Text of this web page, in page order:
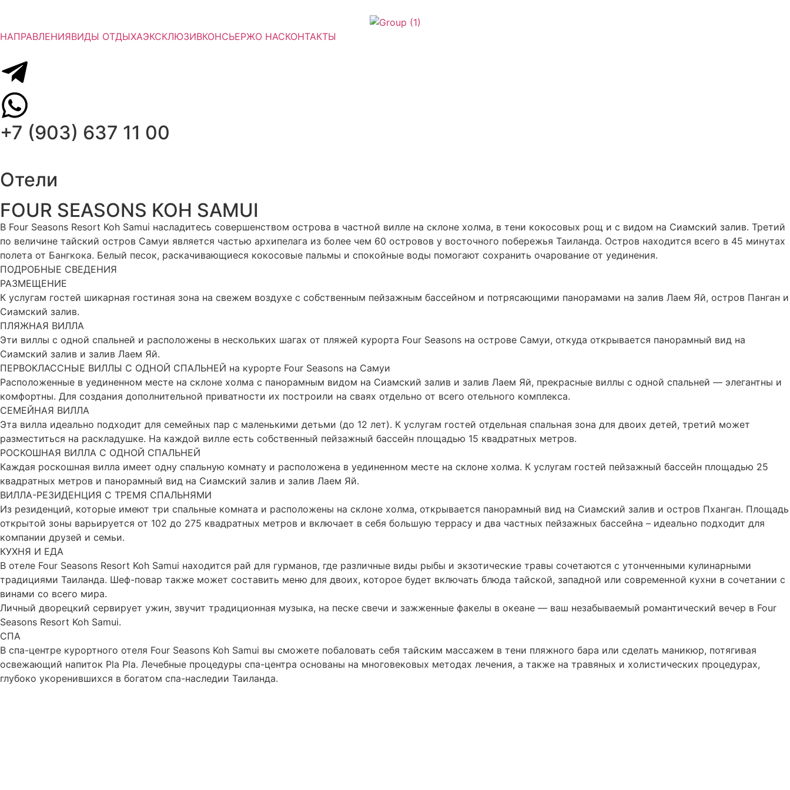
НАПРАВЛЕНИЯВИДЫ ОТДЫХАЭКСКЛЮЗИВКОНСЬЕРЖО НАСКОНТАКТЫ
+7 (903) 637 11 00
Отели
FOUR SEASONS KOH SAMUI
В Four Seasons Resort Koh Samui насладитесь совершенством острова в частной вилле на склоне холма, в тени кокосовых рощ и с видом на Сиамский залив. Третий
по величине тайский остров Самуи является частью архипелага из более чем 60 островов у восточного побережья Таиланда. Остров находится всего в 45 минутах
полета от Бангкока. Белый песок, раскачивающиеся кокосовые пальмы и спокойные воды помогают сохранить очарование от уединения.
ПОДРОБНЫЕ СВЕДЕНИЯ
РАЗМЕЩЕНИЕ
К услугам гостей шикарная гостиная зона на свежем воздухе с собственным пейзажным бассейном и потрясающими панорамами на залив Лаем Яй, остров Панган и
Сиамский залив.
ПЛЯЖНАЯ ВИЛЛА
Эти виллы с одной спальней и расположены в нескольких шагах от пляжей курорта Four Seasons на острове Самуи, откуда открывается панорамный вид на
Сиамский залив и залив Лаем Яй.
ПЕРВОКЛАССНЫЕ ВИЛЛЫ С ОДНОЙ СПАЛЬНЕЙ на курорте Four Seasons на Самуи
Расположенные в уединенном месте на склоне холма с панорамным видом на Сиамский залив и залив Лаем Яй, прекрасные виллы с одной спальней — элегантны и
комфортны. Для создания дополнительной приватности их построили на сваях отдельно от всего отельного комплекса.
СЕМЕЙНАЯ ВИЛЛА
Эта вилла идеально подходит для семейных пар с маленькими детьми (до 12 лет). К услугам гостей отдельная спальная зона для двоих детей, третий может
разместиться на раскладушке. На каждой вилле есть собственный пейзажный бассейн площадью 15 квадратных метров.
РОСКОШНАЯ ВИЛЛА С ОДНОЙ СПАЛЬНЕЙ
Каждая роскошная вилла имеет одну спальную комнату и расположена в уединенном месте на склоне холма. К услугам гостей пейзажный бассейн площадью 25
квадратных метров и панорамный вид на Сиамский залив и залив Лаем Яй.
ВИЛЛА-РЕЗИДЕНЦИЯ С ТРЕМЯ СПАЛЬНЯМИ
Из резиденций, которые имеют три спальные комната и расположены на склоне холма, открывается панорамный вид на Сиамский залив и остров Пханган. Площадь
открытой зоны варьируется от 102 до 275 квадратных метров и включает в себя большую террасу и два частных пейзажных бассейна – идеально подходит для
компании друзей и семьи.
КУХНЯ И ЕДА
В отеле Four Seasons Resort Koh Samui находится рай для гурманов, где различные виды рыбы и экзотические травы сочетаются с утонченными кулинарными
традициями Таиланда. Шеф-повар также может составить меню для двоих, которое будет включать блюда тайской, западной или современной кухни в сочетании с
винами со всего мира.
Личный дворецкий сервирует ужин, звучит традиционная музыка, на песке свечи и зажженные факелы в океане — ваш незабываемый романтический вечер в Four
Seasons Resort Koh Samui.
СПА
В спа-центре курортного отеля Four Seasons Koh Samui вы сможете побаловать себя тайским массажем в тени пляжного бара или сделать маникюр, потягивая
освежающий напиток Pla Pla. Лечебные процедуры спа-центра основаны на многовековых методах лечения, а также на травяных и холистических процедурах,
глубоко укоренившихся в богатом спа-наследии Таиланда.